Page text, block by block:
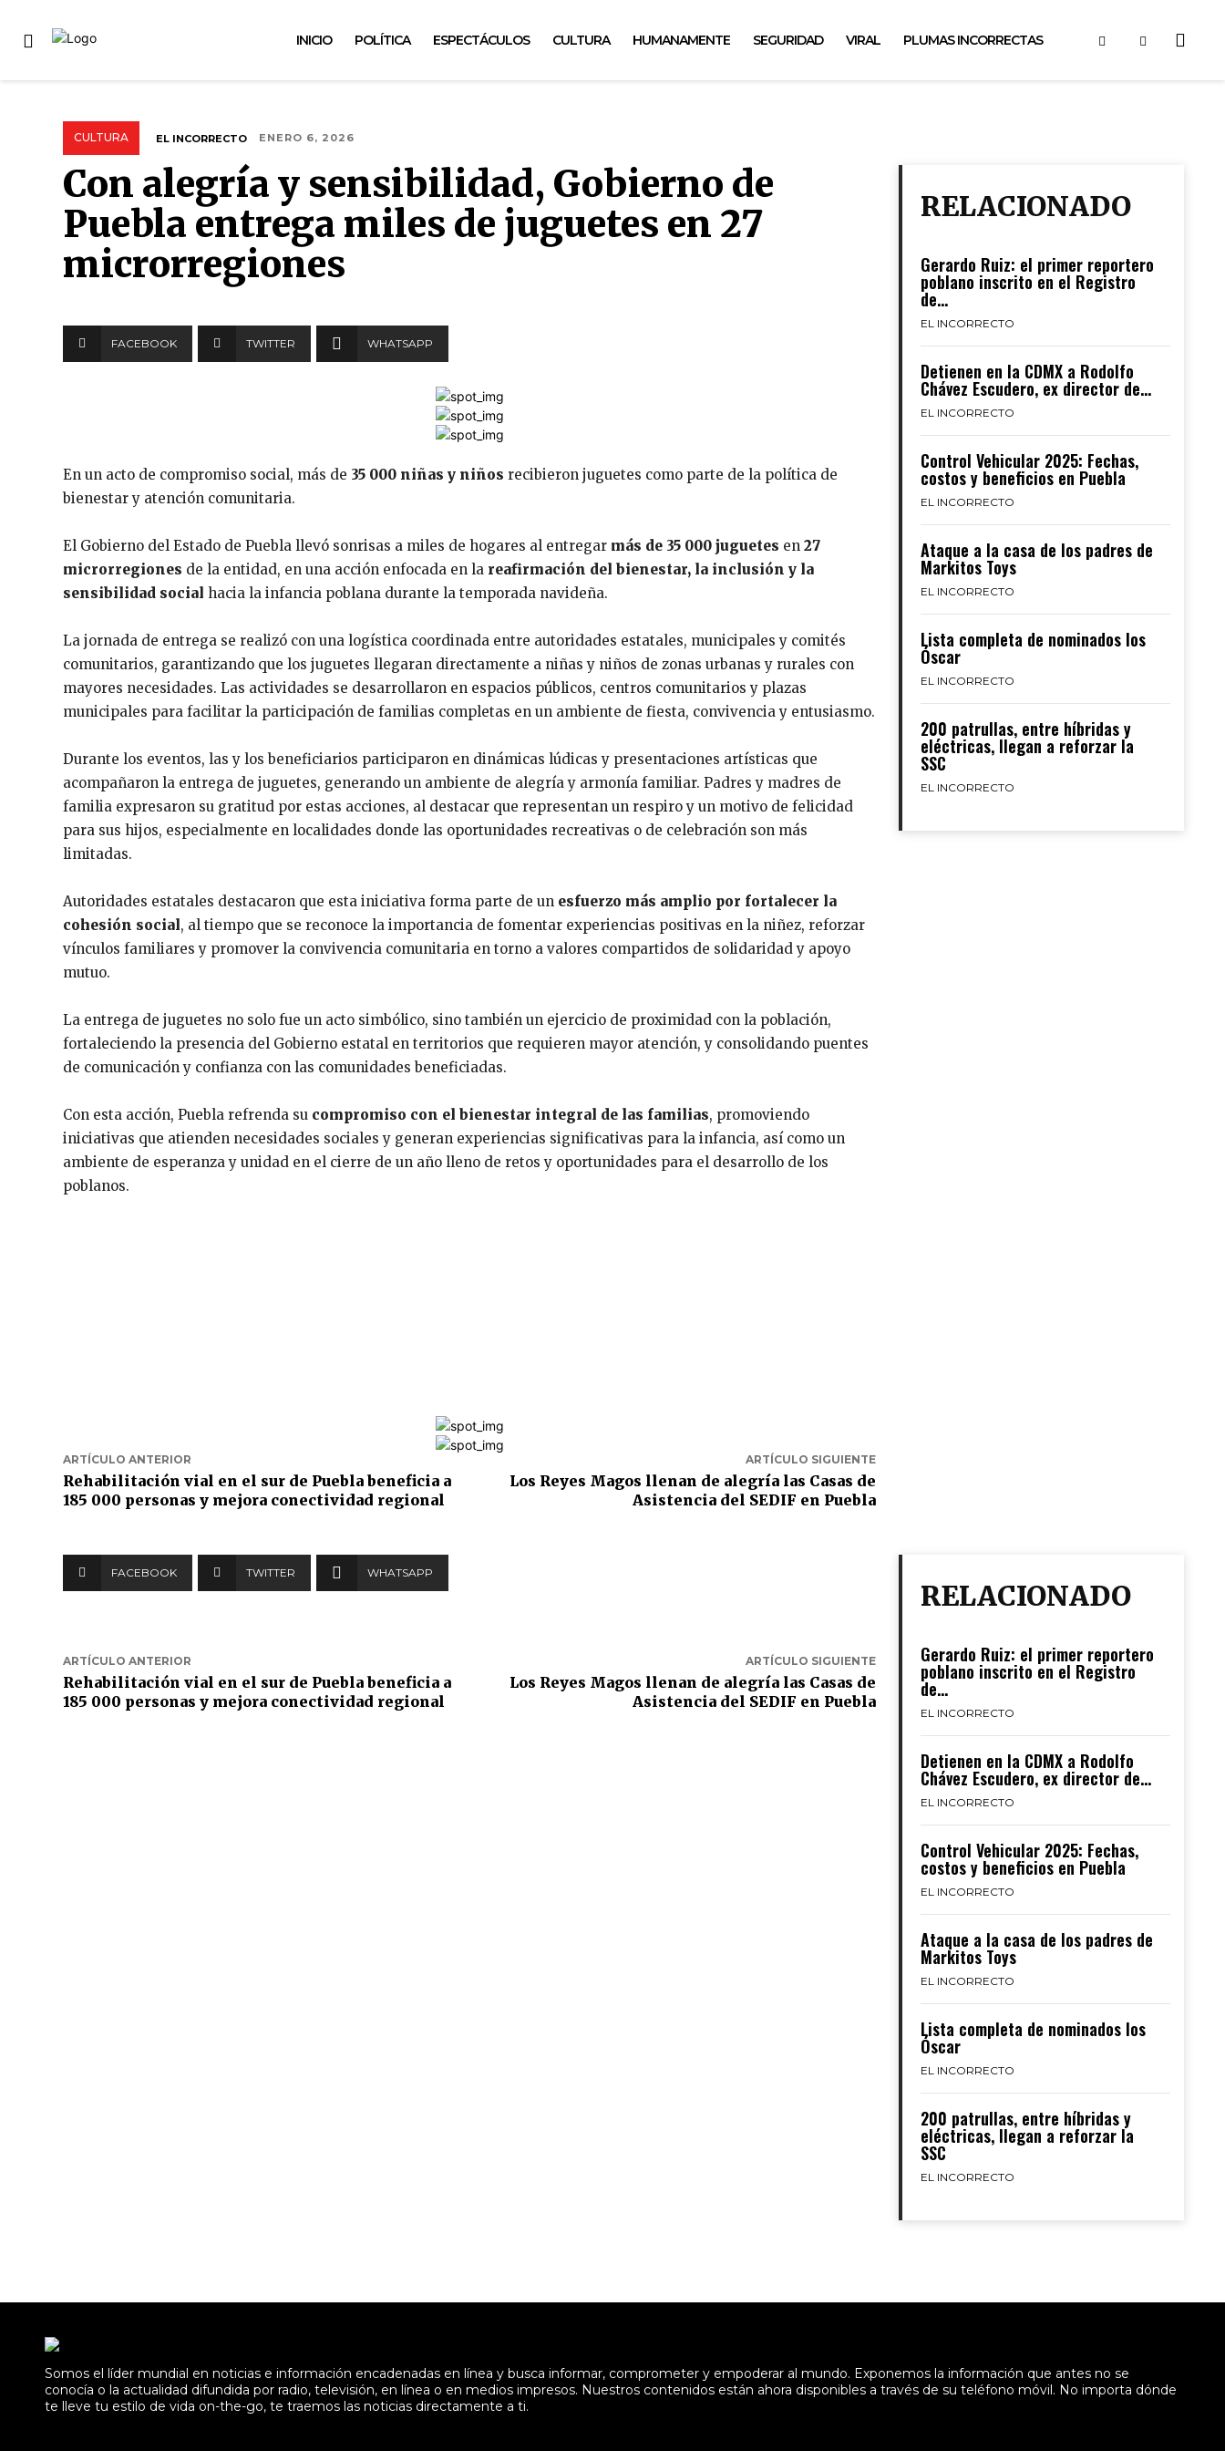
INICIO POLÍTICA ESPECTÁCULOS CULTURA HUMANAMENTE SEGURIDAD VIRAL PLUMAS INCORRECTAS
CULTURA EL INCORRECTO ENERO 6, 2026
Con alegría y sensibilidad, Gobierno de
Puebla entrega miles de juguetes en 27
microrregiones
FACEBOOK TWITTER WHATSAPP
En un acto de compromiso social, más de 35 000 niñas y niños recibieron juguetes como parte de la política de
bienestar y atención comunitaria.
El Gobierno del Estado de Puebla llevó sonrisas a miles de hogares al entregar más de 35 000 juguetes en 27
microrregiones de la entidad, en una acción enfocada en la reafirmación del bienestar, la inclusión y la
sensibilidad social hacia la infancia poblana durante la temporada navideña.
La jornada de entrega se realizó con una logística coordinada entre autoridades estatales, municipales y comités
comunitarios, garantizando que los juguetes llegaran directamente a niñas y niños de zonas urbanas y rurales con
mayores necesidades. Las actividades se desarrollaron en espacios públicos, centros comunitarios y plazas
municipales para facilitar la participación de familias completas en un ambiente de fiesta, convivencia y entusiasmo.
Durante los eventos, las y los beneficiarios participaron en dinámicas lúdicas y presentaciones artísticas que
acompañaron la entrega de juguetes, generando un ambiente de alegría y armonía familiar. Padres y madres de
familia expresaron su gratitud por estas acciones, al destacar que representan un respiro y un motivo de felicidad
para sus hijos, especialmente en localidades donde las oportunidades recreativas o de celebración son más
limitadas.
Autoridades estatales destacaron que esta iniciativa forma parte de un esfuerzo más amplio por fortalecer la
cohesión social, al tiempo que se reconoce la importancia de fomentar experiencias positivas en la niñez, reforzar
vínculos familiares y promover la convivencia comunitaria en torno a valores compartidos de solidaridad y apoyo
mutuo.
La entrega de juguetes no solo fue un acto simbólico, sino también un ejercicio de proximidad con la población,
fortaleciendo la presencia del Gobierno estatal en territorios que requieren mayor atención, y consolidando puentes
de comunicación y confianza con las comunidades beneficiadas.
Con esta acción, Puebla refrenda su compromiso con el bienestar integral de las familias, promoviendo
iniciativas que atienden necesidades sociales y generan experiencias significativas para la infancia, así como un
ambiente de esperanza y unidad en el cierre de un año lleno de retos y oportunidades para el desarrollo de los
poblanos.
ARTÍCULO ANTERIOR
Rehabilitación vial en el sur de Puebla beneficia a
185 000 personas y mejora conectividad regional
ARTÍCULO SIGUIENTE
Los Reyes Magos llenan de alegría las Casas de
Asistencia del SEDIF en Puebla
RELACIONADO
Gerardo Ruiz: el primer reportero
poblano inscrito en el Registro
de...
EL INCORRECTO
Detienen en la CDMX a Rodolfo
Chávez Escudero, ex director de...
EL INCORRECTO
Control Vehicular 2025: Fechas,
costos y beneficios en Puebla
EL INCORRECTO
Ataque a la casa de los padres de
Markitos Toys
EL INCORRECTO
Lista completa de nominados los
Óscar
EL INCORRECTO
200 patrullas, entre híbridas y
eléctricas, llegan a reforzar la
SSC
EL INCORRECTO
FACEBOOK TWITTER WHATSAPP
ARTÍCULO ANTERIOR
Rehabilitación vial en el sur de Puebla beneficia a
185 000 personas y mejora conectividad regional
ARTÍCULO SIGUIENTE
Los Reyes Magos llenan de alegría las Casas de
Asistencia del SEDIF en Puebla
RELACIONADO
Gerardo Ruiz: el primer reportero
poblano inscrito en el Registro
de...
EL INCORRECTO
Detienen en la CDMX a Rodolfo
Chávez Escudero, ex director de...
EL INCORRECTO
Control Vehicular 2025: Fechas,
costos y beneficios en Puebla
EL INCORRECTO
Ataque a la casa de los padres de
Markitos Toys
EL INCORRECTO
Lista completa de nominados los
Óscar
EL INCORRECTO
200 patrullas, entre híbridas y
eléctricas, llegan a reforzar la
SSC
EL INCORRECTO
Somos el líder mundial en noticias e información encadenadas en línea y busca informar, comprometer y empoderar al mundo. Exponemos la información que antes no se
conocía o la actualidad difundida por radio, televisión, en línea o en medios impresos. Nuestros contenidos están ahora disponibles a través de su teléfono móvil. No importa dónde
te lleve tu estilo de vida on-the-go, te traemos las noticias directamente a ti.